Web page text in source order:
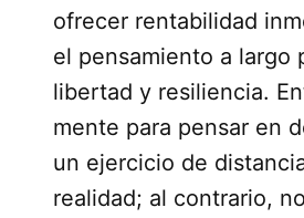
ofrecer rentabilidad
el pensamiento a largo
libertad y resiliencia.
mente para pensar en
un ejercicio de
realidad; al contrario,